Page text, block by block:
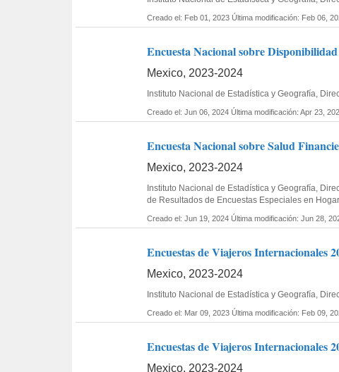
Creado el: Feb 01, 2023 Última modificación: Feb 06,
Encuesta Nacional sobre
Mexico, 2023-2024
Instituto Nacional de Estadística y Geografía,
Creado el: Jun 06, 2024 Última modificación: Apr 23,
Encuesta Nacional sobre Salud
Mexico, 2023-2024
Instituto Nacional de Estadística y Geografía,
de Resultados de Encuestas Especiales en
Creado el: Jun 19, 2024 Última modificación: Jun 28,
Encuestas de Viajeros Internacionales
Mexico, 2023-2024
Instituto Nacional de Estadística y Geografía,
Creado el: Mar 09, 2023 Última modificación: Feb 09,
Encuestas de Viajeros Internacionales
Mexico, 2023-2024